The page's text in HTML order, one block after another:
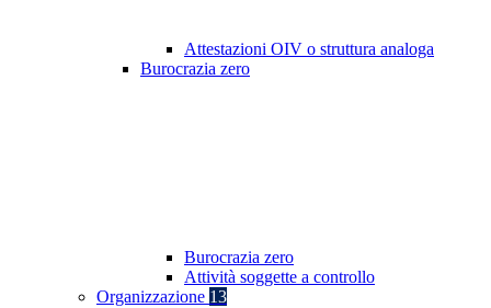
Attestazioni OIV o struttura analoga
Burocrazia zero
Burocrazia zero
Attività soggette a controllo
Organizzazione 13